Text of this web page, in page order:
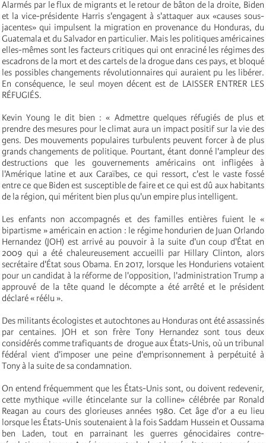
Alarmés par le flux de migrants et le retour de bâton de la droite, Biden
et la vice-présidente Harris s'engagent à s'attaquer aux «causes sous-
jacentes» qui impulsent la migration en provenance du Honduras, du
Guatemala et du Salvador en particulier. Mais les politiques américaines
elles-mêmes sont les facteurs critiques qui ont enraciné les régimes des
escadrons de la mort et des cartels de la drogue dans ces pays, et bloqué
les possibles changements révolutionnaires qui auraient pu les libérer.
En conséquence, le seul moyen décent est de LAISSER ENTRER LES
RÉFUGIÉS.
Kevin Young le dit bien : « Admettre quelques réfugiés de plus et
prendre des mesures pour le climat aura un impact positif sur la vie des
gens. Des mouvements populaires turbulents peuvent forcer à de plus
grands changements de politique. Pourtant, étant donné l'ampleur des
destructions que les gouvernements américains ont infligées à
l'Amérique latine et aux Caraïbes, ce qui ressort, c'est le vaste fossé
entre ce que Biden est susceptible de faire et ce qui est dû aux habitants
de la région, qui méritent bien plus qu'un empire plus intelligent.
Les enfants non accompagnés et des familles entières fuient le «
bipartisme » américain en action : le régime hondurien de Juan Orlando
Hernandez (JOH) est arrivé au pouvoir à la suite d'un coup d'État en
2009 qui a été chaleureusement accueilli par Hillary Clinton, alors
secrétaire d'État sous Obama. En 2017, lorsque les Honduriens votaient
pour un candidat à la réforme de l'opposition, l'administration Trump a
approuvé de la tête quand le décompte a été arrêté et le président
déclaré « réélu ».
Des militants écologistes et autochtones au Honduras ont été assassinés
par centaines. JOH et son frère Tony Hernandez sont tous deux
considérés comme trafiquants de drogue aux États-Unis, où un tribunal
fédéral vient d'imposer une peine d'emprisonnement à perpétuité à
Tony à la suite de sa condamnation.
On entend fréquemment que les États-Unis sont, ou doivent redevenir,
cette mythique «ville étincelante sur la colline» célébrée par Ronald
Reagan au cours des glorieuses années 1980. Cet âge d'or a eu lieu
lorsque les États-Unis soutenaient à la fois Saddam Hussein et Oussama
ben Laden, tout en parrainant les guerres génocidaires contre-